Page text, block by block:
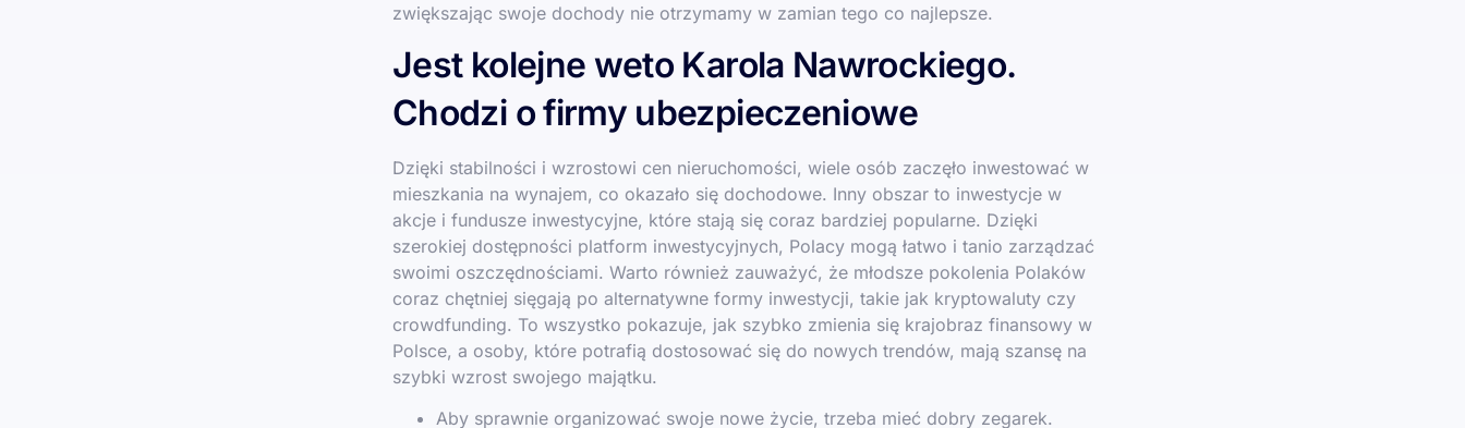
zwiększając swoje dochody nie otrzymamy w zamian tego co najlepsze.
Jest kolejne weto Karola Nawrockiego.
Chodzi o firmy ubezpieczeniowe
Dzięki stabilności i wzrostowi cen nieruchomości, wiele osób zaczęło inwestować w
mieszkania na wynajem, co okazało się dochodowe. Inny obszar to inwestycje w
akcje i fundusze inwestycyjne, które stają się coraz bardziej popularne. Dzięki
szerokiej dostępności platform inwestycyjnych, Polacy mogą łatwo i tanio zarządzać
swoimi oszczędnościami. Warto również zauważyć, że młodsze pokolenia Polaków
coraz chętniej sięgają po alternatywne formy inwestycji, takie jak kryptowaluty czy
crowdfunding. To wszystko pokazuje, jak szybko zmienia się krajobraz finansowy w
Polsce, a osoby, które potrafią dostosować się do nowych trendów, mają szansę na
szybki wzrost swojego majątku.
Aby sprawnie organizować swoje nowe życie, trzeba mieć dobry zegarek.